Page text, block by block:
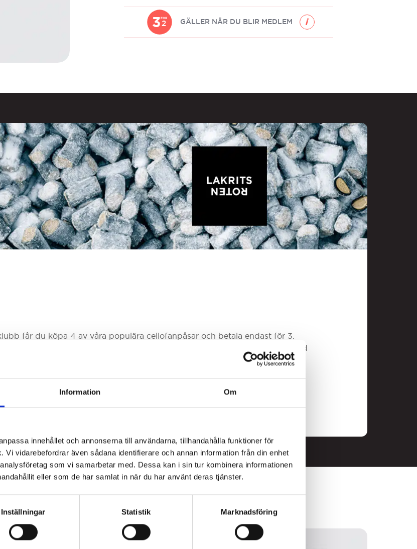
Information Om
innehållet och annonserna till användarna, tillhandahålla funktioner för
vidarebefordrar även sådana identifierare och annan information från din enhet
som vi samarbetar med. Dessa kan i sin tur kombinera informationen
eller som de har samlat in när du har använt deras tjänster.
Inställningar Statistik Marknadsföring
Sur
Fizzy
quantity
3FOR
2 GÄLLER NÄR DU BLIR MEDLEM
får du köpa 4 av våra populära cellofanpåsar och betala endast för 3.
den saltaste saltlakritsen till mjuk sötlakrits, karameller och lakrits doppad
enkelt medlem i kassan samband med att du genomför ditt köp.
3 FOR
2